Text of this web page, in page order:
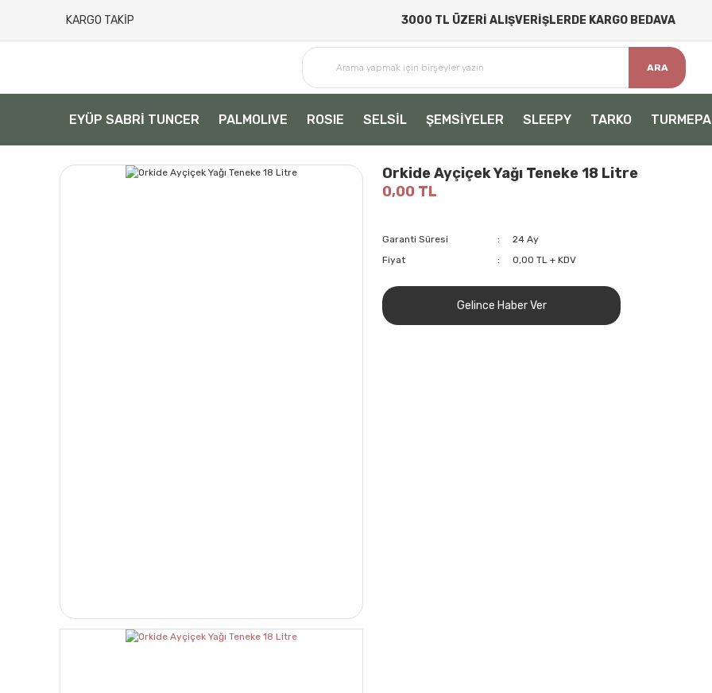
KARGO TAKİP 3000 TL ÜZERİ ALIŞVERİŞLERDE KARGO BEDAVA
ARA
EYÜP SABRİ TUNCER PALMOLIVE ROSIE SELSİL ŞEMSİYELER SLEEPY TARKO TURMEPA
Orkide Ayçiçek Yağı Teneke 18 Litre
0,00 TL
Garanti Süresi
24 Ay
Fiyat
0,00 TL + KDV
Gelince Haber Ver